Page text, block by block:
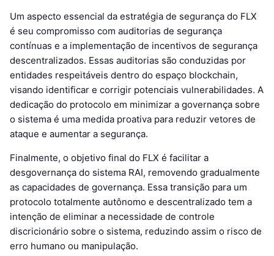
Um aspecto essencial da estratégia de segurança do FLX
é seu compromisso com auditorias de segurança
contínuas e a implementação de incentivos de segurança
descentralizados. Essas auditorias são conduzidas por
entidades respeitáveis dentro do espaço blockchain,
visando identificar e corrigir potenciais vulnerabilidades. A
dedicação do protocolo em minimizar a governança sobre
o sistema é uma medida proativa para reduzir vetores de
ataque e aumentar a segurança.
Finalmente, o objetivo final do FLX é facilitar a
desgovernança do sistema RAI, removendo gradualmente
as capacidades de governança. Essa transição para um
protocolo totalmente autônomo e descentralizado tem a
intenção de eliminar a necessidade de controle
discricionário sobre o sistema, reduzindo assim o risco de
erro humano ou manipulação.